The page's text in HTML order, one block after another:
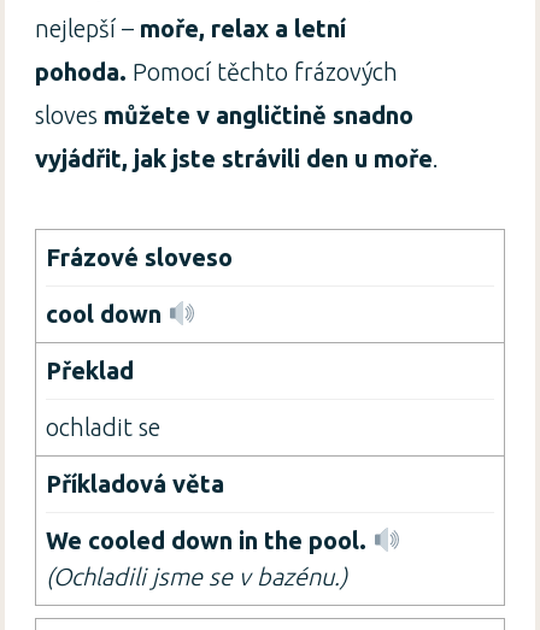
nejlepší – moře, relax a letní
pohoda. Pomocí těchto frázových
sloves můžete v angličtině snadno
vyjádřit, jak jste strávili den u moře
cool down
ochladit se
We cooled down in the pool.
(Ochladili jsme se v bazénu.)